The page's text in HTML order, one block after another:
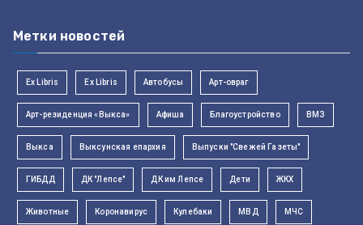
Метки новостей
Ex Libris Ex Libris Автобусы Арт-овраг
Арт-резиденция «Выкса» Афиша Благоустройство ВМЗ
Выкса Выксунская епархия Выпуски "Свежей Газеты"
ГИБДД ДК "Лепсе" ДК им Лепсе Дети ЖКХ
Животные Коронавирус Кулебаки МВД МЧС